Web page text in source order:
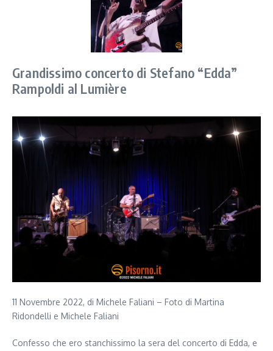
Grandissimo concerto di Stefano “Edda”
Rampoldi al Lumière
11 Novembre 2022, di Michele Faliani – Foto di Martina
Ridondelli e Michele Faliani
Confesso che ero stanchissimo la sera del concerto di Edda, e